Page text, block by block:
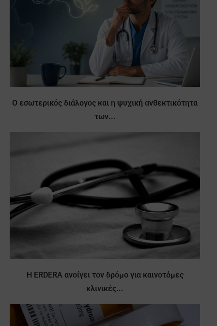
Ο εσωτερικός διάλογος και η ψυχική ανθεκτικότητα
των...
Η ERDERA ανοίγει τον δρόμο για καινοτόμες
κλινικές...